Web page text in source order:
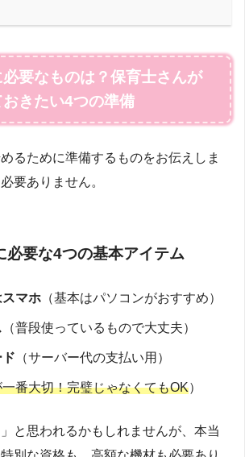
要なものは？保育士さんが
きたい4つの準備
るために準備するものをお伝えしま
要ありません。
必要な4つの基本アイテム
マホ （基本はパソコンがおすすめ）
（普段使っているもので大丈夫）
（サーバー代の支払い用）
番大切！完璧じゃなくてもOK）
」と思われるかもしれませんが、本当